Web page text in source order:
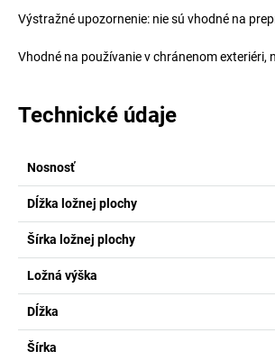
Výstražné upozornenie: nie sú vhodné na
Vhodné na používanie v chránenom
Technické údaje
Nosnosť
Dĺžka ložnej plochy
Šírka ložnej plochy
Ložná výška
Dĺžka
Šírka